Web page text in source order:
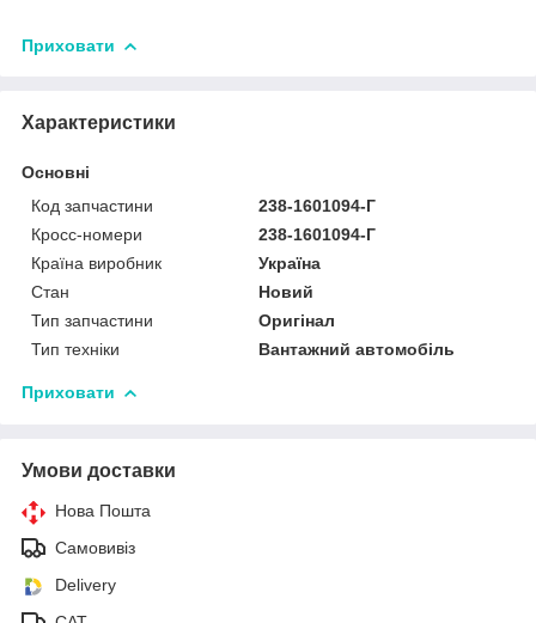
Приховати
Характеристики
Основні
Код запчастини
238-1601094-Г
Кросс-номери
238-1601094-Г
Країна виробник
Україна
Стан
Новий
Тип запчастини
Оригінал
Тип техніки
Вантажний автомобіль
Приховати
Умови доставки
Нова Пошта
Самовивіз
Delivery